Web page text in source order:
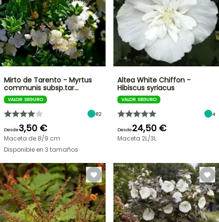
Mirto de Tarento - Myrtus
communis subsp.tar…
VALOR SEGURO
82
Desde3,50 €
Maceta de 8/9 cm
Disponible en 3 tamaños
Altea White Chiffon -
Hibiscus syriacus
VALOR SEGURO
4
Desde24,50 €
Maceta 2L/3L